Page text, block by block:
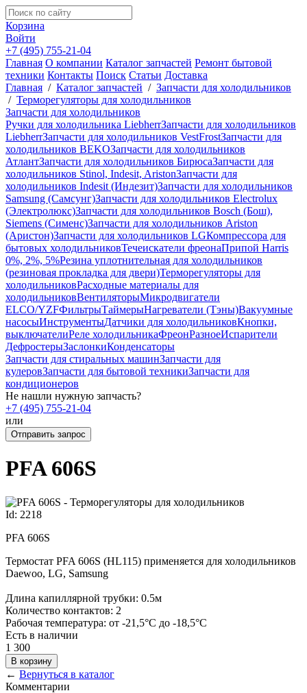
Корзина
Войти
+7 (495) 755-21-04
Главная О компании Каталог запчастей Ремонт бытовой
техники Контакты Поиск Статьи Доставка
Главная / Каталог запчастей / Запчасти для холодильников
/ Терморегуляторы для холодильников
Запчасти для холодильников
Ручки для холодильника LiebherrЗапчасти для холодильников
LiebherrЗапчасти для холодильников VestFrostЗапчасти для
холодильников BEKOЗапчасти для холодильников
АтлантЗапчасти для холодильников БирюсаЗапчасти для
холодильников Stinol, Indesit, AristonЗапчасти для
холодильников Indesit (Индезит)Запчасти для холодильников
Samsung (Самсунг)Запчасти для холодильников Electrolux
(Электролюкс)Запчасти для холодильников Bosch (Бош),
Siemens (Сименс)Запчасти для холодильников Ariston
(Аристон)Запчасти для холодильников LGКомпрессора для
бытовых холодильниковТечеискатели фреонаПрипой Harris
0%, 2%, 5%Резина уплотнительная для холодильников
(резиновая прокладка для двери)Терморегуляторы для
холодильниковРасходные материалы для
холодильниковВентиляторыМикродвигатели
ELCO/YZFФильтрыТаймерыНагреватели (Тэны)Вакуумные
насосыИнструментыДатчики для холодильниковКнопки,
выключателиРеле холодильникаФреонРазноеИспарители
ДефростерыЗаслонкиКонденсаторы
Запчасти для стиральных машинЗапчасти для
кулеровЗапчасти для бытовой техникиЗапчасти для
кондиционеров
Не нашли нужную запчасть?
+7 (495) 755-21-04
или
Отправить запрос
PFA 606S
Id: 2218
PFA 606S
Термостат PFA 606S (HL115) применяется для холодильников
Daewoo, LG, Samsung
Длина капиллярной трубки: 0.5м
Количество контактов: 2
Рабочая температура: от -21,5°C до -18,5°C
Есть в наличии
1 300
В корзину
← Вернуться в каталог
Комментарии